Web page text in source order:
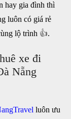
hay gia đình thì
luôn có giá rẻ
lộ trình 👍.
xe đi
Nẵng
luôn ưu